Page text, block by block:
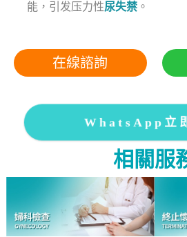
能，引发压力性尿失禁 。
在線諮詢
WhatsApp立
相關服